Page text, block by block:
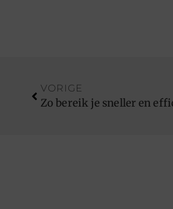
VORIGE
Zo bereik je sneller en